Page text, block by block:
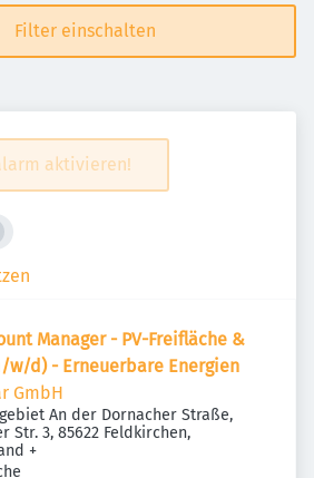
Filter einschalten
aktivieren!
Manager - PV-Freifläche &
w/d) - Erneuerbare Energien
GmbH
An der Dornacher Straße,
Str. 3, 85622 Feldkirchen,
+